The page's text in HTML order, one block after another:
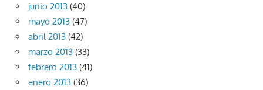
junio 2013 (40)
mayo 2013 (47)
abril 2013 (42)
marzo 2013 (33)
febrero 2013 (41)
enero 2013 (36)